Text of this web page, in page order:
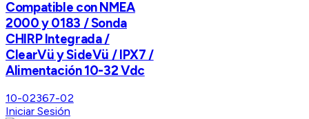
Compatible con NMEA
2000 y 0183 / Sonda
CHIRP Integrada /
ClearVü y SideVü / IPX7 /
Alimentación 10-32 Vdc
10-02367-02
Iniciar Sesión